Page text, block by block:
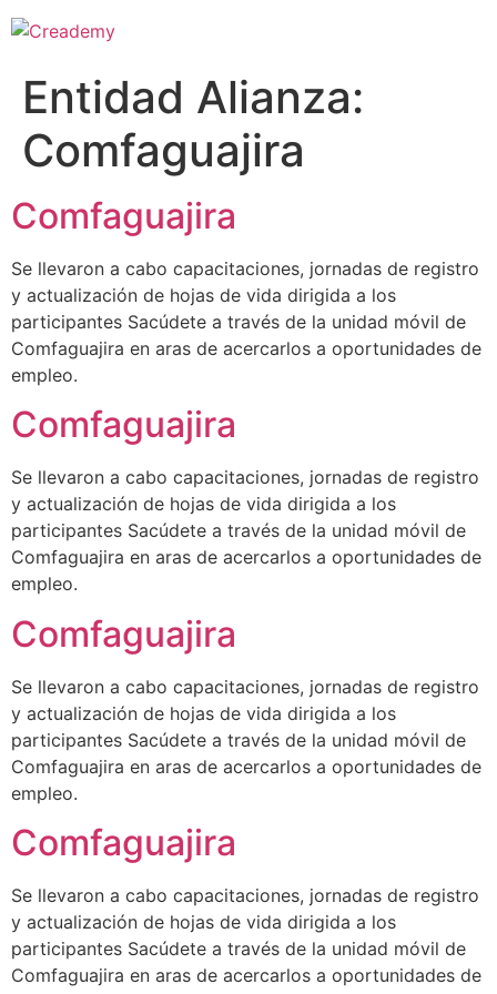
Entidad Alianza:
Comfaguajira
Comfaguajira
Se llevaron a cabo capacitaciones, jornadas de registro
y actualización de hojas de vida dirigida a los
participantes Sacúdete a través de la unidad móvil de
Comfaguajira en aras de acercarlos a oportunidades de
empleo.
Comfaguajira
Se llevaron a cabo capacitaciones, jornadas de registro
y actualización de hojas de vida dirigida a los
participantes Sacúdete a través de la unidad móvil de
Comfaguajira en aras de acercarlos a oportunidades de
empleo.
Comfaguajira
Se llevaron a cabo capacitaciones, jornadas de registro
y actualización de hojas de vida dirigida a los
participantes Sacúdete a través de la unidad móvil de
Comfaguajira en aras de acercarlos a oportunidades de
empleo.
Comfaguajira
Se llevaron a cabo capacitaciones, jornadas de registro
y actualización de hojas de vida dirigida a los
participantes Sacúdete a través de la unidad móvil de
Comfaguajira en aras de acercarlos a oportunidades de